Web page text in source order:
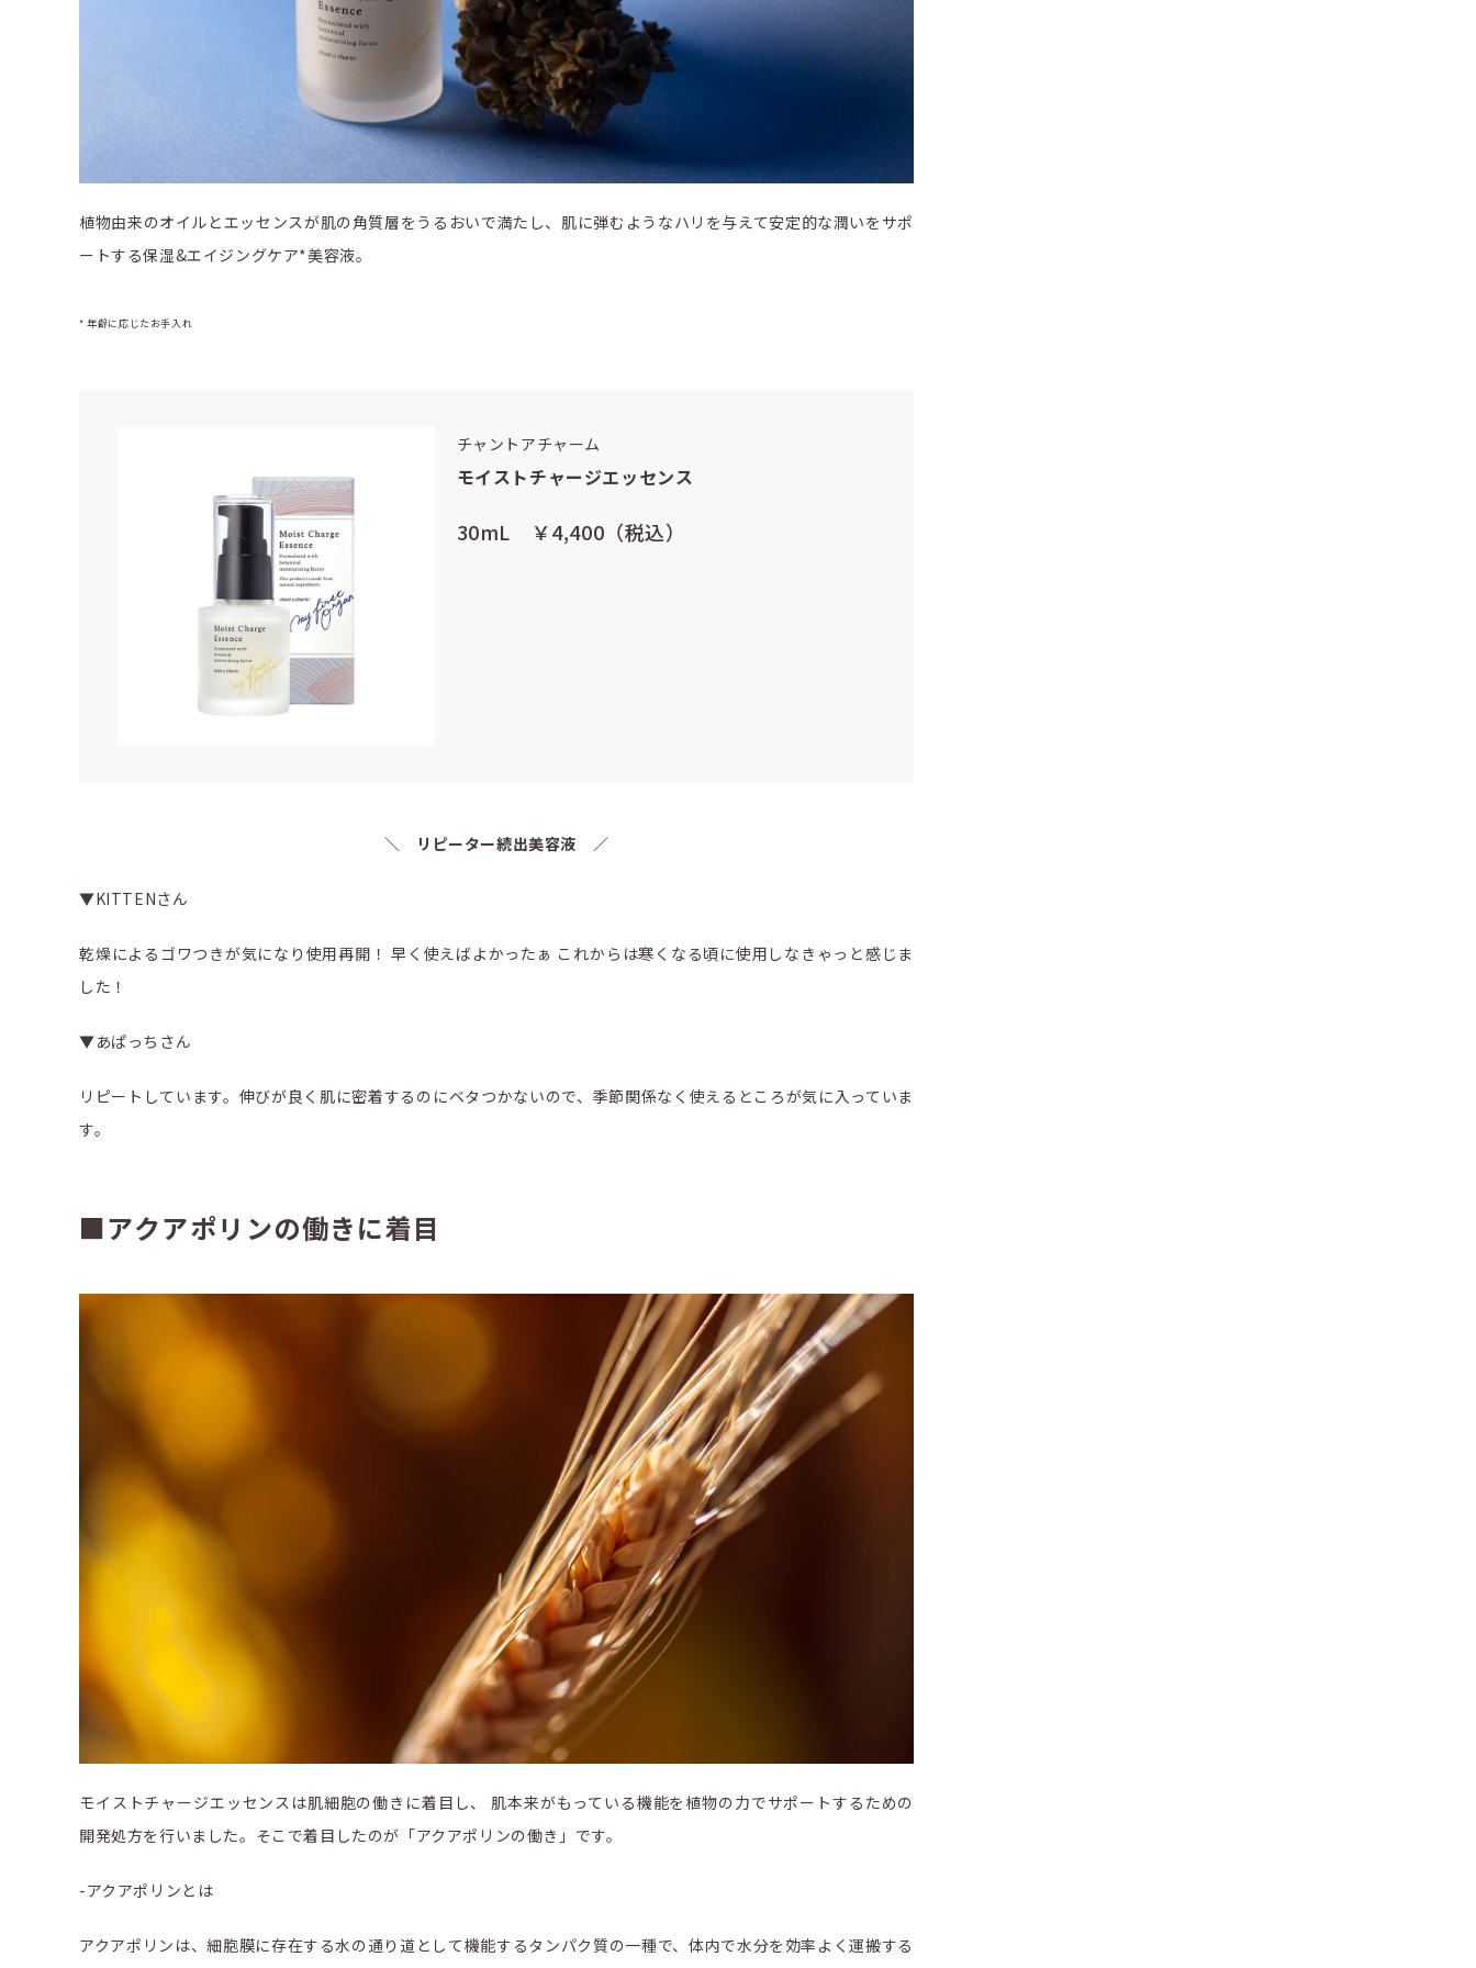
植物由来のオイルとエッセンスが肌の角質層をうるおいで満たし、肌に弾むようなハリを与えて安定的な潤いをサポ
ートする保湿&エイジングケア*美容液。
* 年齢に応じたお手入れ
チャントアチャーム
モイストチャージエッセンス
30mL ￥4,400（税込）
＼ リピーター続出美容液 ／
▼KITTENさん
乾燥によるゴワつきが気になり使用再開！ 早く使えばよかったぁ これからは寒くなる頃に使用しなきゃっと感じま
した！
▼あぱっちさん
リピートしています。伸びが良く肌に密着するのにベタつかないので、季節関係なく使えるところが気に入っていま
す。
■アクアポリンの働きに着目
モイストチャージエッセンスは肌細胞の働きに着目し、 肌本来がもっている機能を植物の力でサポートするための
開発処方を行いました。そこで着目したのが「アクアポリンの働き」です。
-アクアポリンとは
アクアポリンは、細胞膜に存在する水の通り道として機能するタンパク質の一種で、体内で水分を効率よく運搬する